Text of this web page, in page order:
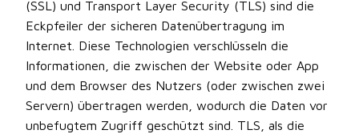
(SSL) und Transport Layer Security (TLS) sind die
Eckpfeiler der sicheren Datenübertragung im
Internet. Diese Technologien verschlüsseln die
Informationen, die zwischen der Website oder App
und dem Browser des Nutzers (oder zwischen zwei
Servern) übertragen werden, wodurch die Daten vor
unbefugtem Zugriff geschützt sind. TLS, als die